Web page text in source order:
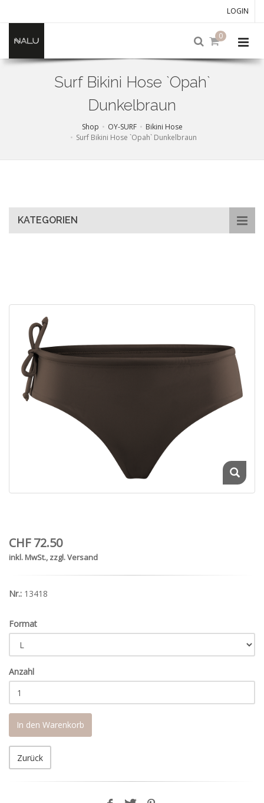
LOGIN
0
Surf Bikini Hose `Opah`
Dunkelbraun
Shop OY-SURF
Bikini Hose
Surf Bikini Hose `Opah` Dunkelbraun
KATEGORIEN
CHF 72.50
inkl. MwSt., zzgl. Versand
Nr.: 13418
Format
Anzahl
In den Warenkorb
Zurück